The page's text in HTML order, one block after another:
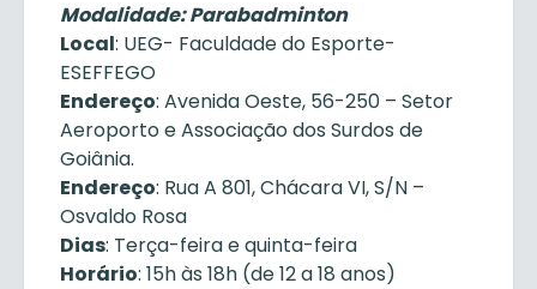
Modalidade: Parabadminton
Local: UEG- Faculdade do Esporte-
ESEFFEGO
Endereço: Avenida Oeste, 56-250 – Setor
Aeroporto e Associação dos Surdos de
Goiânia.
Endereço: Rua A 801, Chácara VI, S/N –
Osvaldo Rosa
Dias: Terça-feira e quinta-feira
Horário: 15h às 18h (de 12 a 18 anos)